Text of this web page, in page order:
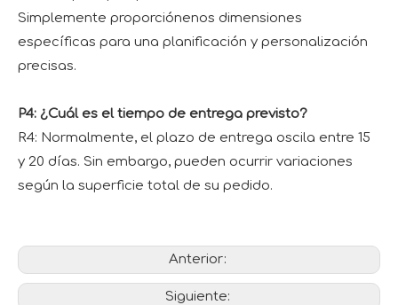
Simplemente proporciónenos dimensiones
específicas para una planificación y personalización
precisas.
P4: ¿Cuál es el tiempo de entrega previsto?
R4: Normalmente, el plazo de entrega oscila entre 15
y 20 días. Sin embargo, pueden ocurrir variaciones
según la superficie total de su pedido.
Anterior:
Siguiente: